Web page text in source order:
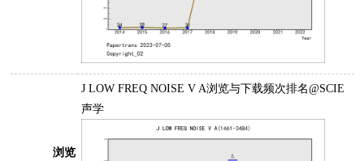
浏览
J LOW FREQ NOISE V A浏览与下载频次排名@SCIE
声学